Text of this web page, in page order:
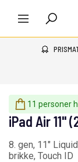
11 personer
iPad Air 11"
8. gen, 11"
brikke, Touch ID